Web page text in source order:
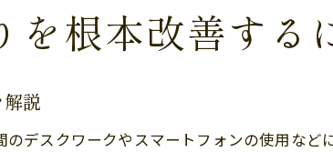
美しい姿勢と肩こりの関係を徹底解説
美しい姿勢が肩こり改善に与える
肩こりを防ぐ日常生活での姿勢意
を根本改善する
説
デスクワークやスマートフォンの使用な